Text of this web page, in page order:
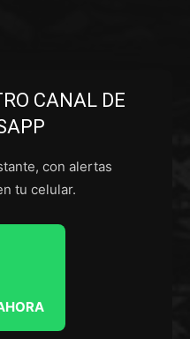
CANAL DE
con alertas
tu celular.